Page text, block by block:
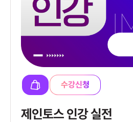
수강신청
제인토스 인강 실전